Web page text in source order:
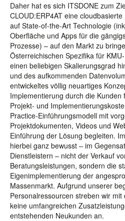
Daher hat es sich ITSDONE zum
CLOUD:ERP4AT eine
auf State-of-the-Art Technologie
Oberfläche und Apps für die
Prozesse) – auf den Markt zu
Österreichischen Spezifika für
einen beliebigen Skalierungsgrad
und des aufkommenden
entwickeltes völlig neuartiges
Implementierung durch die
Projekt- und
Practice-Einführungsmodell mit
Projektdokumenten, Videos und
Einführung der Lösung begleiten.
hierbei ganz bewusst – im
Dienstleistern – nicht der Verkauf
Beratungsleistungen, sondern die
Eigenimplementierung der
Massenmarkt. Aufgrund unserer
Personalressourcen streben wir
keine umfangreichen
entstehenden Neukunden an.